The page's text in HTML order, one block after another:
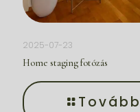
2025-07-23
Home staging fotózás